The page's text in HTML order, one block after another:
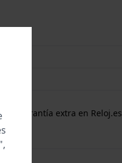
de garantía extra en Reloj.es